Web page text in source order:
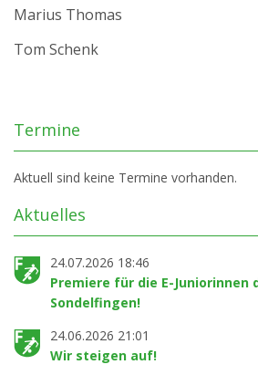
Marius Thomas
Tom Schenk
Termine
Aktuell sind keine Termine vorhanden.
Aktuelles
24.07.2026 18:46
Premiere für die E-Juniorinnen
Sondelfingen!
24.06.2026 21:01
Wir steigen auf!